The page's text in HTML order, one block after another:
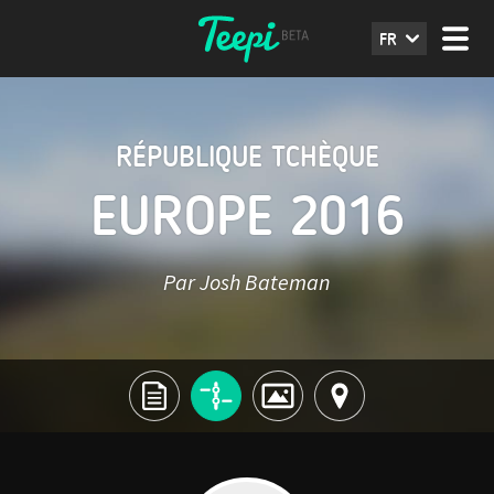
FR
RÉPUBLIQUE TCHÈQUE
EUROPE 2016
Par Josh Bateman